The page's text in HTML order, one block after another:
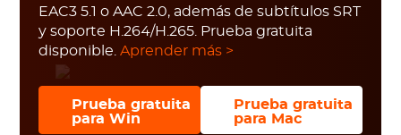
EAC3 5.1 o AAC 2.0, además de subtítulos SRT
y soporte H.264/H.265. Prueba gratuita
disponible. Aprender más >
Prueba gratuita
para Win
Prueba gratuita
para Mac